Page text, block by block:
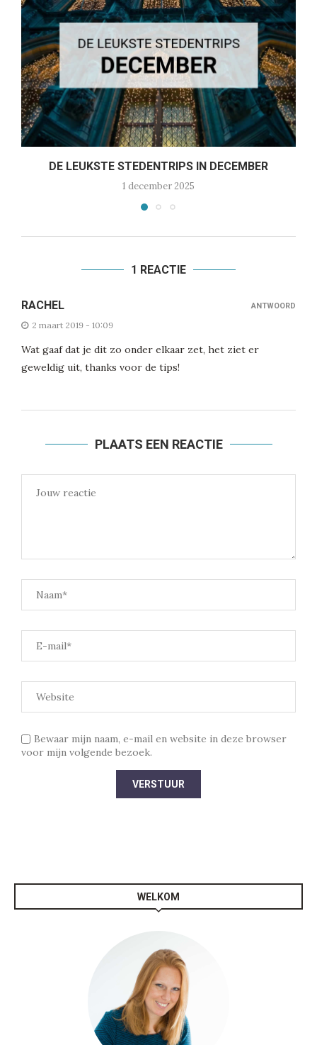
DE LEUKSTE STEDENTRIPS IN DECEMBER
1 december 2025
1 REACTIE
RACHEL
2 maart 2019 - 10:09
Wat gaaf dat je dit zo onder elkaar zet, het ziet er
geweldig uit, thanks voor de tips!
ANTWOORD
PLAATS EEN REACTIE
Bewaar mijn naam, e-mail en website in deze browser
voor mijn volgende bezoek.
WELKOM